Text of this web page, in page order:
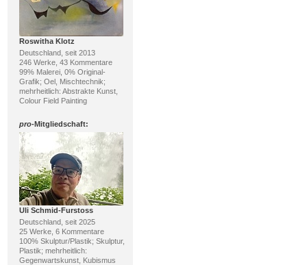
Roswitha Klotz
Deutschland, seit 2013
246 Werke, 43 Kommentare
99% Malerei, 0% Original-
Grafik; Oel, Mischtechnik;
mehrheitlich: Abstrakte Kunst,
Colour Field Painting
pro-Mitgliedschaft:
Uli Schmid-Furstoss
Deutschland, seit 2025
25 Werke, 6 Kommentare
100% Skulptur/Plastik; Skulptur,
Plastik; mehrheitlich:
Gegenwartskunst, Kubismus